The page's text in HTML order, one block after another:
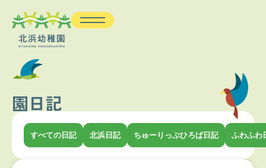
園日記
すべての日記 北浜日記 ちゅーりっぷひろば日記 ふわふわ